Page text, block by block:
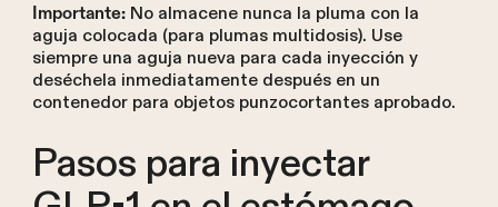
Importante:No almacene nunca la pluma con la
aguja colocada (para plumas multidosis). Use
siempre una aguja nueva para cada inyección y
deséchela inmediatamente después en un
contenedor para objetos punzocortantes aprobado.
Pasos para inyectar